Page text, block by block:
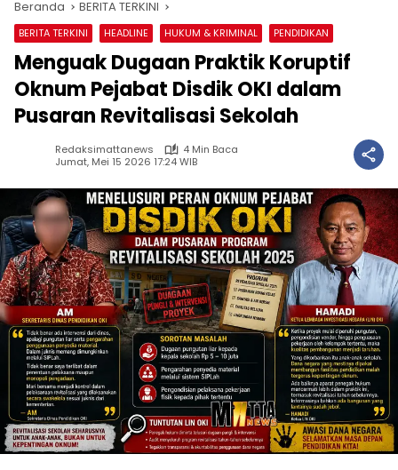
Beranda BERITA TERKINI
BERITA TERKINI HEADLINE HUKUM & KRIMINAL PENDIDIKAN
Menguak Dugaan Praktik Koruptif
Oknum Pejabat Disdik OKI dalam
Pusaran Revitalisasi Sekolah
Redaksimattanews
4 Min Baca
Jumat, Mei 15 2026 17:24 WIB